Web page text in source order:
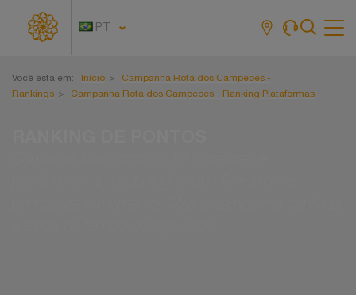
PT
Você está em: Início
Campanha Rota dos Campeoes -
Rankings
Campanha Rota dos Campeoes - Ranking Plataformas